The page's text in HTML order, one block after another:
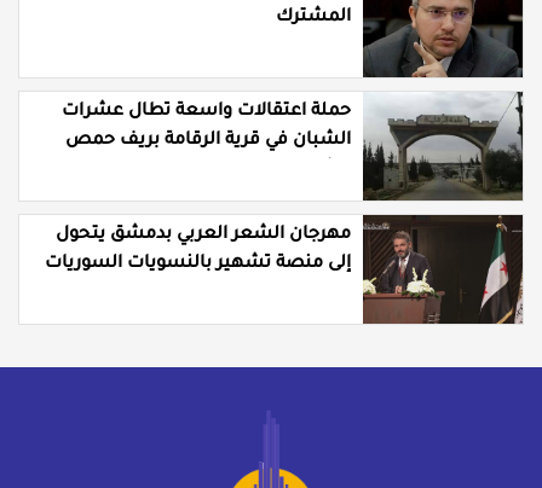
المشترك
حملة اعتقالات واسعة تطال عشرات
الشبان في قرية الرقامة بريف حمص
مهرجان الشعر العربي بدمشق يتحول
إلى منصة تشهير بالنسويات السوريات